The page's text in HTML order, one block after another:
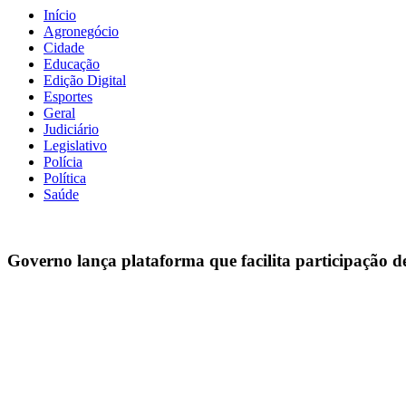
Início
Agronegócio
Cidade
Educação
Edição Digital
Esportes
Geral
Judiciário
Legislativo
Polícia
Política
Saúde
Governo lança plataforma que facilita participação